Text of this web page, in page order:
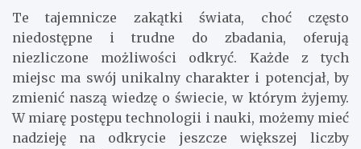
Te tajemnicze zakątki świata, choć często
niedostępne i trudne do zbadania, oferują
niezliczone możliwości odkryć. Każde z tych
miejsc ma swój unikalny charakter i potencjał, by
zmienić naszą wiedzę o świecie, w którym żyjemy.
W miarę postępu technologii i nauki, możemy mieć
nadzieję na odkrycie jeszcze większej liczby